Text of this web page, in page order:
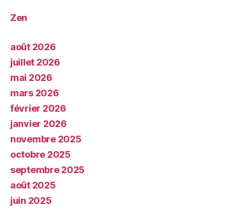
Zen
août 2026
juillet 2026
mai 2026
mars 2026
février 2026
janvier 2026
novembre 2025
octobre 2025
septembre 2025
août 2025
juin 2025